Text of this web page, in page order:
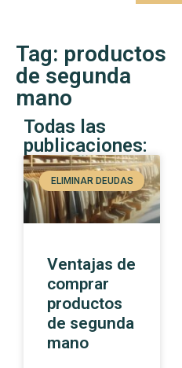
Tag: productos
de segunda
mano
Todas las
publicaciones:
ELIMINAR DEUDAS
Ventajas de
comprar
productos
de segunda
mano